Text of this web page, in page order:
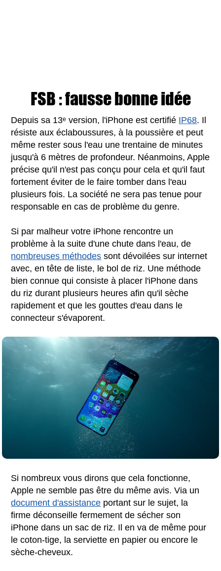
FSB : fausse bonne idée
Depuis sa 13ᵉ version, l'iPhone est certifié IP68. Il
résiste aux éclaboussures, à la poussière et peut
même rester sous l'eau une trentaine de minutes
jusqu'à 6 mètres de profondeur. Néanmoins, Apple
précise qu'il n'est pas conçu pour cela et qu'il faut
fortement éviter de le faire tomber dans l'eau
plusieurs fois. La société ne sera pas tenue pour
responsable en cas de problème du genre.
Si par malheur votre iPhone rencontre un
problème à la suite d'une chute dans l'eau, de
nombreuses méthodes sont dévoilées sur internet
avec, en tête de liste, le bol de riz. Une méthode
bien connue qui consiste à placer l'iPhone dans
du riz durant plusieurs heures afin qu'il sèche
rapidement et que les gouttes d'eau dans le
connecteur s'évaporent.
Si nombreux vous dirons que cela fonctionne,
Apple ne semble pas être du même avis. Via un
document d'assistance portant sur le sujet, la
firme déconseille fermement de sécher son
iPhone dans un sac de riz. Il en va de même pour
le coton-tige, la serviette en papier ou encore le
sèche-cheveux.